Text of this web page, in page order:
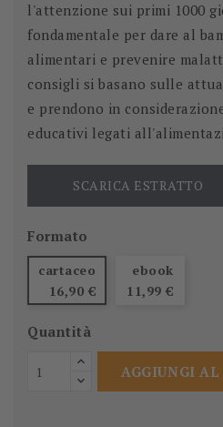
l'attenzione sui primi 1000
fondamentale per dare al
alimentari e prevenire
consigli si basano sulle
e prendono in
educativi legati
SCARICA ESTRATTO
Formato
cartaceo
16,90 €
ebook
11,99 €
Quantità
AGGIUNGI